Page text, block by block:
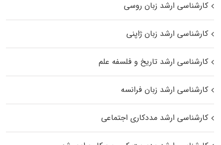
کارشناسی ارشد زبان روسی
کارشناسی ارشد زبان ژاپنی
کارشناسی ارشد تاریخ و فلسفه علم
کارشناسی ارشد زبان فرانسه
کارشناسی ارشد مددکاری اجتماعی